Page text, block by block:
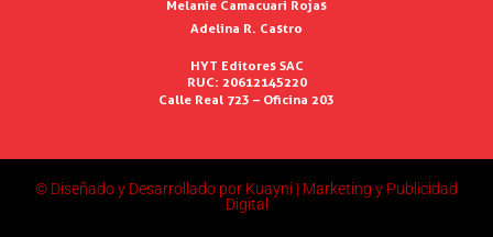
Melanie Camacuari Rojas
Adelina R. Castro
HYT Editores SAC
RUC: 20612145220
Calle Real 723 – Oficina 203
© Diseñado y Desarrollado por Kuayni | Marketing y Publicidad
Digital